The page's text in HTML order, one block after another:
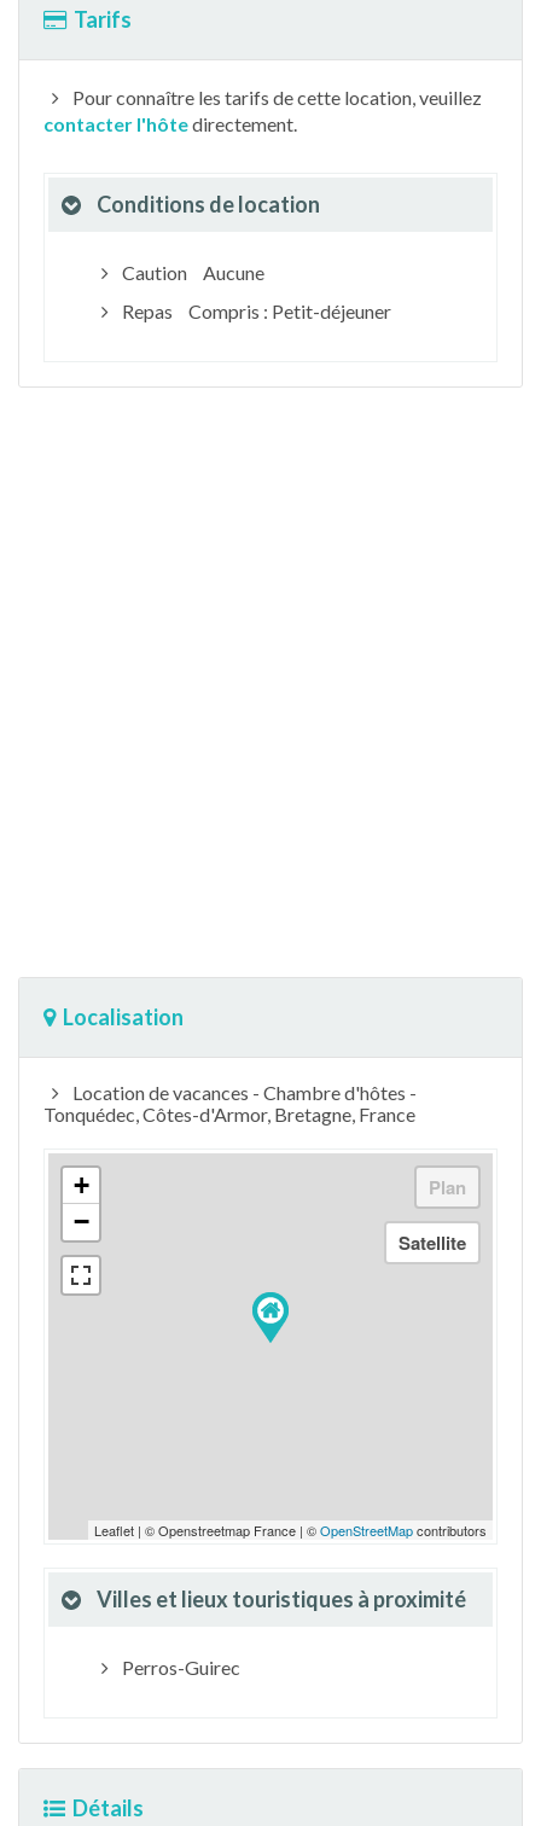
Tarifs
Pour connaître les tarifs de cette location, veuillez
contacter l'hôtedirectement.
Conditions de location
Caution
Aucune
Repas
Compris : Petit-déjeuner
Localisation
Location de vacances - Chambre d'hôtes -
Tonquédec, Côtes-d'Armor, Bretagne, France
+
−
Leaflet | © Openstreetmap France | ©OpenStreetMapcontributors
Villes et lieux touristiques à proximité
Perros-Guirec
Détails